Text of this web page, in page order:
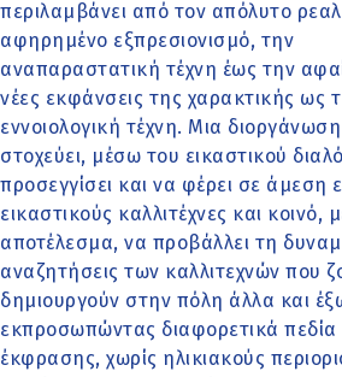
περιλαμβάνει από τον απόλυτο
αφηρημένο εξπρεσιονισμό, την
αναπαραστατική τέχνη έως την
νέες εκφάνσεις της χαρακτικής ως
εννοιολογική τέχνη. Μια
στοχεύει, μέσω του εικαστικού
προσεγγίσει και να φέρει σε άμεση
εικαστικούς καλλιτέχνες και κοινό,
αποτέλεσμα, να προβάλλει τη
αναζητήσεις των καλλιτεχνών που
δημιουργούν στην πόλη άλλα και
εκπροσωπώντας διαφορετικά πεδία
έκφρασης, χωρίς ηλικιακούς